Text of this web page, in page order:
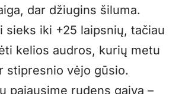
dar džiugins šiluma.
sieks iki +25 laipsnių, tačiau
kelios audros, kurių metu
stipresnio vėjo gūsio.
pajausime rudens gaivą –